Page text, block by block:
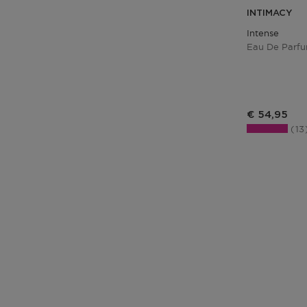
INTIMACY
Intense
Eau De
Productprijs
€ 54,95
13